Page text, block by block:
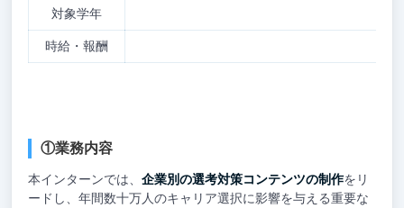
対象学年
時給・報酬
①業務内容
本インターンでは、 企業別の選考対策コンテンツの制作をリ
ードし、年間数十万人のキャリア選択に影響を与える重要な